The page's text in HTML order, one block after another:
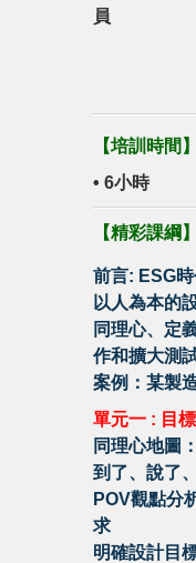
員
【培訓時間 】
• 6小時
【精彩課綱】
前言: ESG
以人為本的
同理心、定
作和擴大測
案例：某製
單元一 : 目
同理心地圖
到了、說了
POV觀點分
求
明確設計目